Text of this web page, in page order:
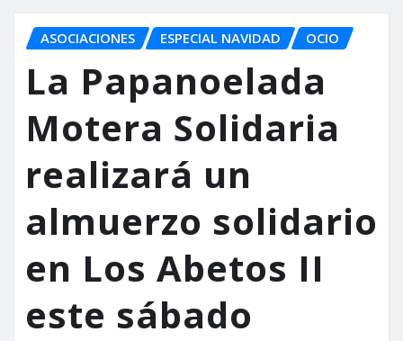
ASOCIACIONES ESPECIAL NAVIDAD OCIO
La Papanoelada
Motera Solidaria
realizará un
almuerzo solidario
en Los Abetos II
este sábado